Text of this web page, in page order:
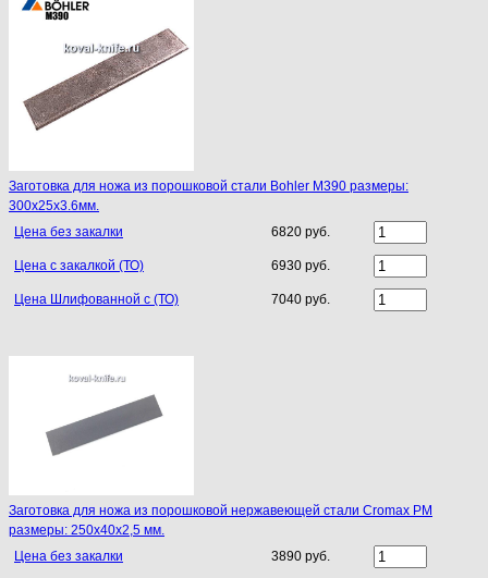
Заготовка для ножа из порошковой стали Bohler M390 размеры:
300х25х3.6мм.
Цена без закалки
6820 руб.
Цена с закалкой (ТО) 6930 руб.
Цена Шлифованной с (ТО) 7040 руб.
Заготовка для ножа из порошковой нержавеющей стали Cromax PM
размеры: 250х40х2,5 мм.
Цена без закалки
3890 руб.